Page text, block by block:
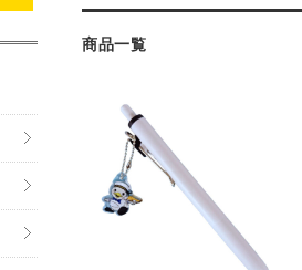
商品一覧